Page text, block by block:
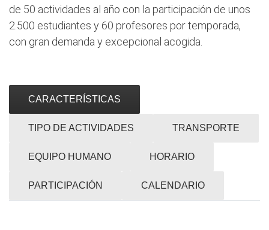
de 50 actividades al año con la participación de unos
2.500 estudiantes y 60 profesores por temporada,
con gran demanda y excepcional acogida.
CARACTERÍSTICAS
TIPO DE ACTIVIDADES TRANSPORTE
EQUIPO HUMANO HORARIO
PARTICIPACIÓN CALENDARIO